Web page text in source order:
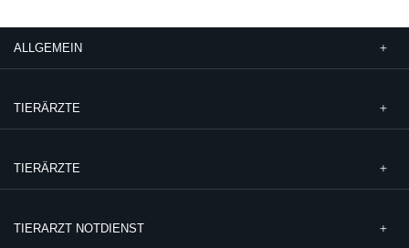
ALLGEMEIN
TIERÄRZTE
TIERÄRZTE
TIERARZT NOTDIENST